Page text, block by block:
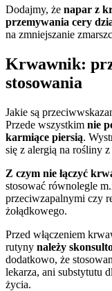
Dodajmy, że napar z
przemywania cery
na zmniejszanie
Krwawnik:
stosowania
Jakie są
Przede wszystkim nie
karmiące piersią.
się z alergią na rośliny
Z czym nie łączyć
stosować równolegle
przeciwzapalnymi czy
żołądkowego.
Przed włączeniem
rutyny należy
dodatkowo, że
lekarza, ani substytutu
życia.